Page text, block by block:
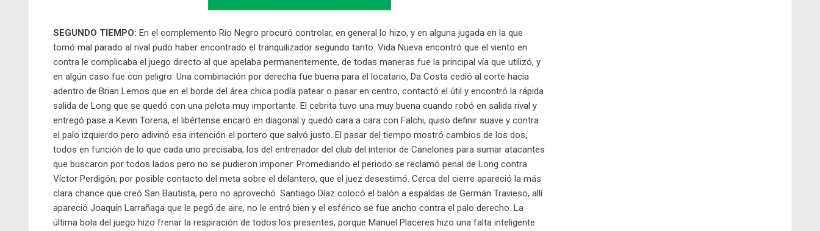
SEGUNDO TIEMPO: En el complemento Río Negro procuró controlar, en general lo hizo, y en alguna jugada en la que
tomó mal parado al rival pudo haber encontrado el tranquilizador segundo tanto. Vida Nueva encontró que el viento en
contra le complicaba el juego directo al que apelaba permanentemente, de todas maneras fue la principal vía que utilizó, y
en algún caso fue con peligro. Una combinación por derecha fue buena para el locatario, Da Costa cedió al corte hacia
adentro de Brian Lemos que en el borde del área chica podía patear o pasar en centro, contactó el útil y encontró la rápida
salida de Long que se quedó con una pelota muy importante. El cebrita tuvo una muy buena cuando robó en salida rival y
entregó pase a Kevin Torena, el libértense encaró en diagonal y quedó cara a cara con Falchi, quiso definir suave y contra
el palo izquierdo pero adivinó esa intención el portero que salvó justo. El pasar del tiempo mostró cambios de los dos,
todos en función de lo que cada uno precisaba, los del entrenador del club del interior de Canelones para sumar atacantes
que buscaron por todos lados pero no se pudieron imponer. Promediando el periodo se reclamó penal de Long contra
Víctor Perdigón, por posible contacto del meta sobre el delantero, que el juez desestimó. Cerca del cierre apareció la más
clara chance que creó San Bautista, pero no aprovechó. Santiago Díaz colocó el balón a espaldas de Germán Travieso, allí
apareció Joaquín Larrañaga que le pegó de aire, no le entró bien y el esférico se fue ancho contra el palo derecho. La
última bola del juego hizo frenar la respiración de todos los presentes, porque Manuel Placeres hizo una falta inteligente